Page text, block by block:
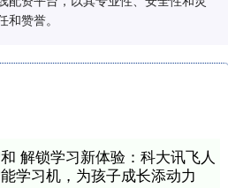
赞誉。
解锁学习新体验：科大讯飞人
学习机，为孩子成长添动力